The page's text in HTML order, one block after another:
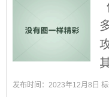
发布时间：2023年12月8日 标